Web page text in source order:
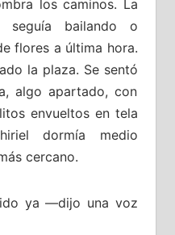
los caminos. La
bailando o
flores a última hora.
la plaza. Se sentó
algo apartado, con
envueltos en tela
dormía medio
cercano.
ya —dijo una voz